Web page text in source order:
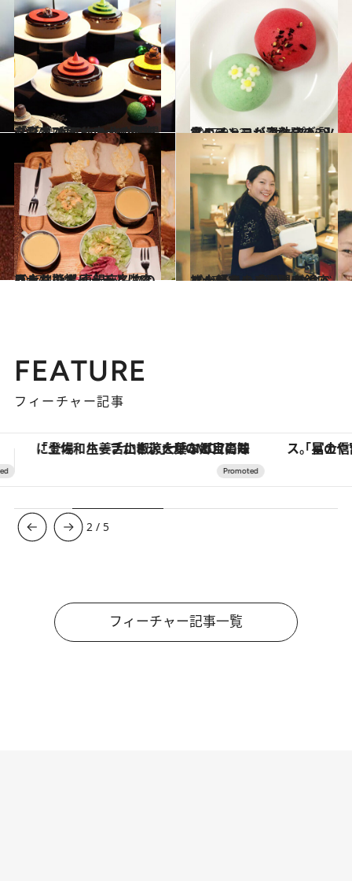
2017.10.22
「ブボ バルセロナ」の初クリスマス！ 大人の聖夜を彩る7種のケーキが登場
グルメ 2017.9.23
スペイン・バスク発の3ツ星レストラン オープン記念のチョコが素敵すぎる！
グルメ
2017.4.30
あまりのボリュームに森きみも驚愕 東銀座名物の巨大サンドイッチとは？
グルメ 2017.5.5
パン好きの森きみが銀座で大興奮！ 食パンの食べ比べができる専門店へ
グルメ
FEATURE
フィーチャー記事
「星のや富士」でデジタルデトックス。冨士信仰の歴史を辿り、心身を調える。 ヴァシュロン・コンスタンタ
3 / 5
フィーチャー記事一覧